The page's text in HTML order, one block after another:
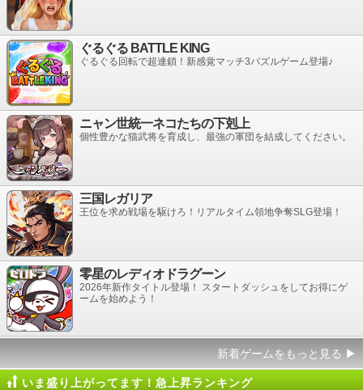
ぐるぐる BATTLE KING
ぐるぐる回転で超連鎖！新感覚マッチ3パズルゲーム登場♪
ニャン世統一ネコたちの下剋上
個性豊かな猫武将を育成し、最強の軍団を結成してください。
三国レガリア
王位を求め戦場を駆けろ！リアルタイム領地争奪SLG登場！
零星のレディオドラグーン
2026年新作タイトル登場！ スタートダッシュをしてお得にゲ
ームを始めよう！
新着ゲームをもっと見る ▶
いま盛り上がってます！急上昇ランキング